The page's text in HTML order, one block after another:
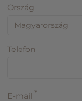
Ország
Telefon
E-mail *